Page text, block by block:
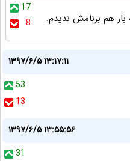
17
8
بار هم برنامش ندیدم.
۱۳۹۷/۶/۵ ۱۳:۱۷:۱۱
53
13
۱۳۹۷/۶/۵ ۱۳:۵۵:۵۶
31